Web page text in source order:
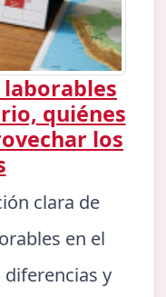
laborables
quiénes
los
clara de
en el
diferencias y